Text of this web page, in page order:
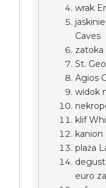
wrak
Caves
zatoka
St.
Agios
widok
klif
kanion
plaża
euro